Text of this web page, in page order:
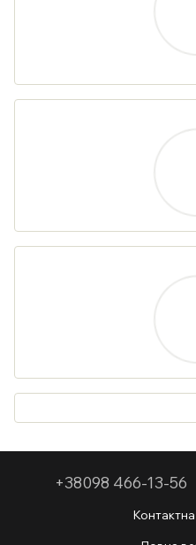
+38098 466-13-56